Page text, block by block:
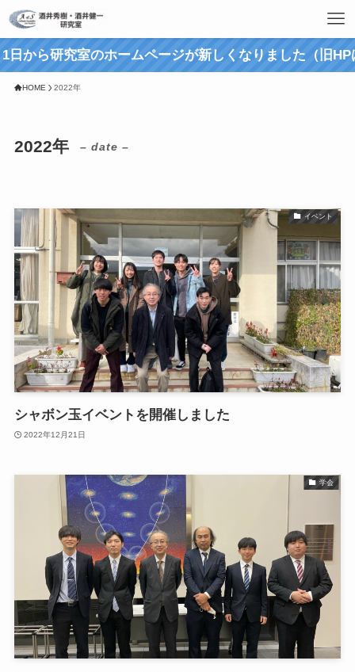
室のホームページが新しくなりました（旧HPはこちら
HOME 2022年
2022年 – date –
イベント
シャボン玉イベントを開催しました
2022年12月21日
学会